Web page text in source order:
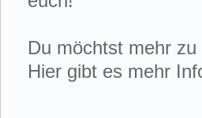
Du möchtst mehr
Hier gibt es mehr